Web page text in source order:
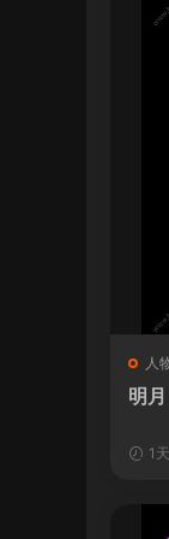
人
明月
1